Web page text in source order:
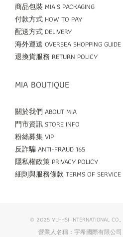
商品包裝 MIA'S PACKAGING
付款方式 HOW TO PAY
配送方式 DELIVERY
海外運送 OVERSEA SHOPPING GUIDE
退換貨服務 RETURN POLICY
MIA BOUTIQUE
關於我們 ABOUT MIA
門市資訊 STORE INFO
粉絲募集 VIP
反詐騙 ANTI-FRAUD 165
隱私權政策 PRIVACY POLICY
細則與服務條款 TERMS OF SERVICE
© 2025 YU-HSI INTERNATIONAL CO.,
營業人名稱：宇希國際有限公